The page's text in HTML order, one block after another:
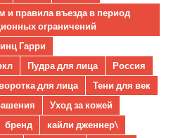
и правила въезда в период
ограничений
Гарри
Пудра для лица
Россия
для лица
Тени для век
Уход за кожей
бренд
кайли дженнер\